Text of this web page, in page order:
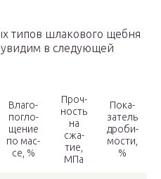
типов шлакового щебня
в следующей
Вл­аго­
пог­ло­
ще­ние
по мас­
се, %
Проч­
ность
на
сжа­
тие,
МПа
По­ка­
за­тель
дро­би­
мос­ти,
%